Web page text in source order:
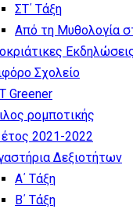
ΣΤ΄ Τάξη
Από τη Μυθολογία
Σχολείο
Greener
ρομποτικής
2021-2022
Δεξιοτήτων
Α΄ Τάξη
Β΄ Τάξη